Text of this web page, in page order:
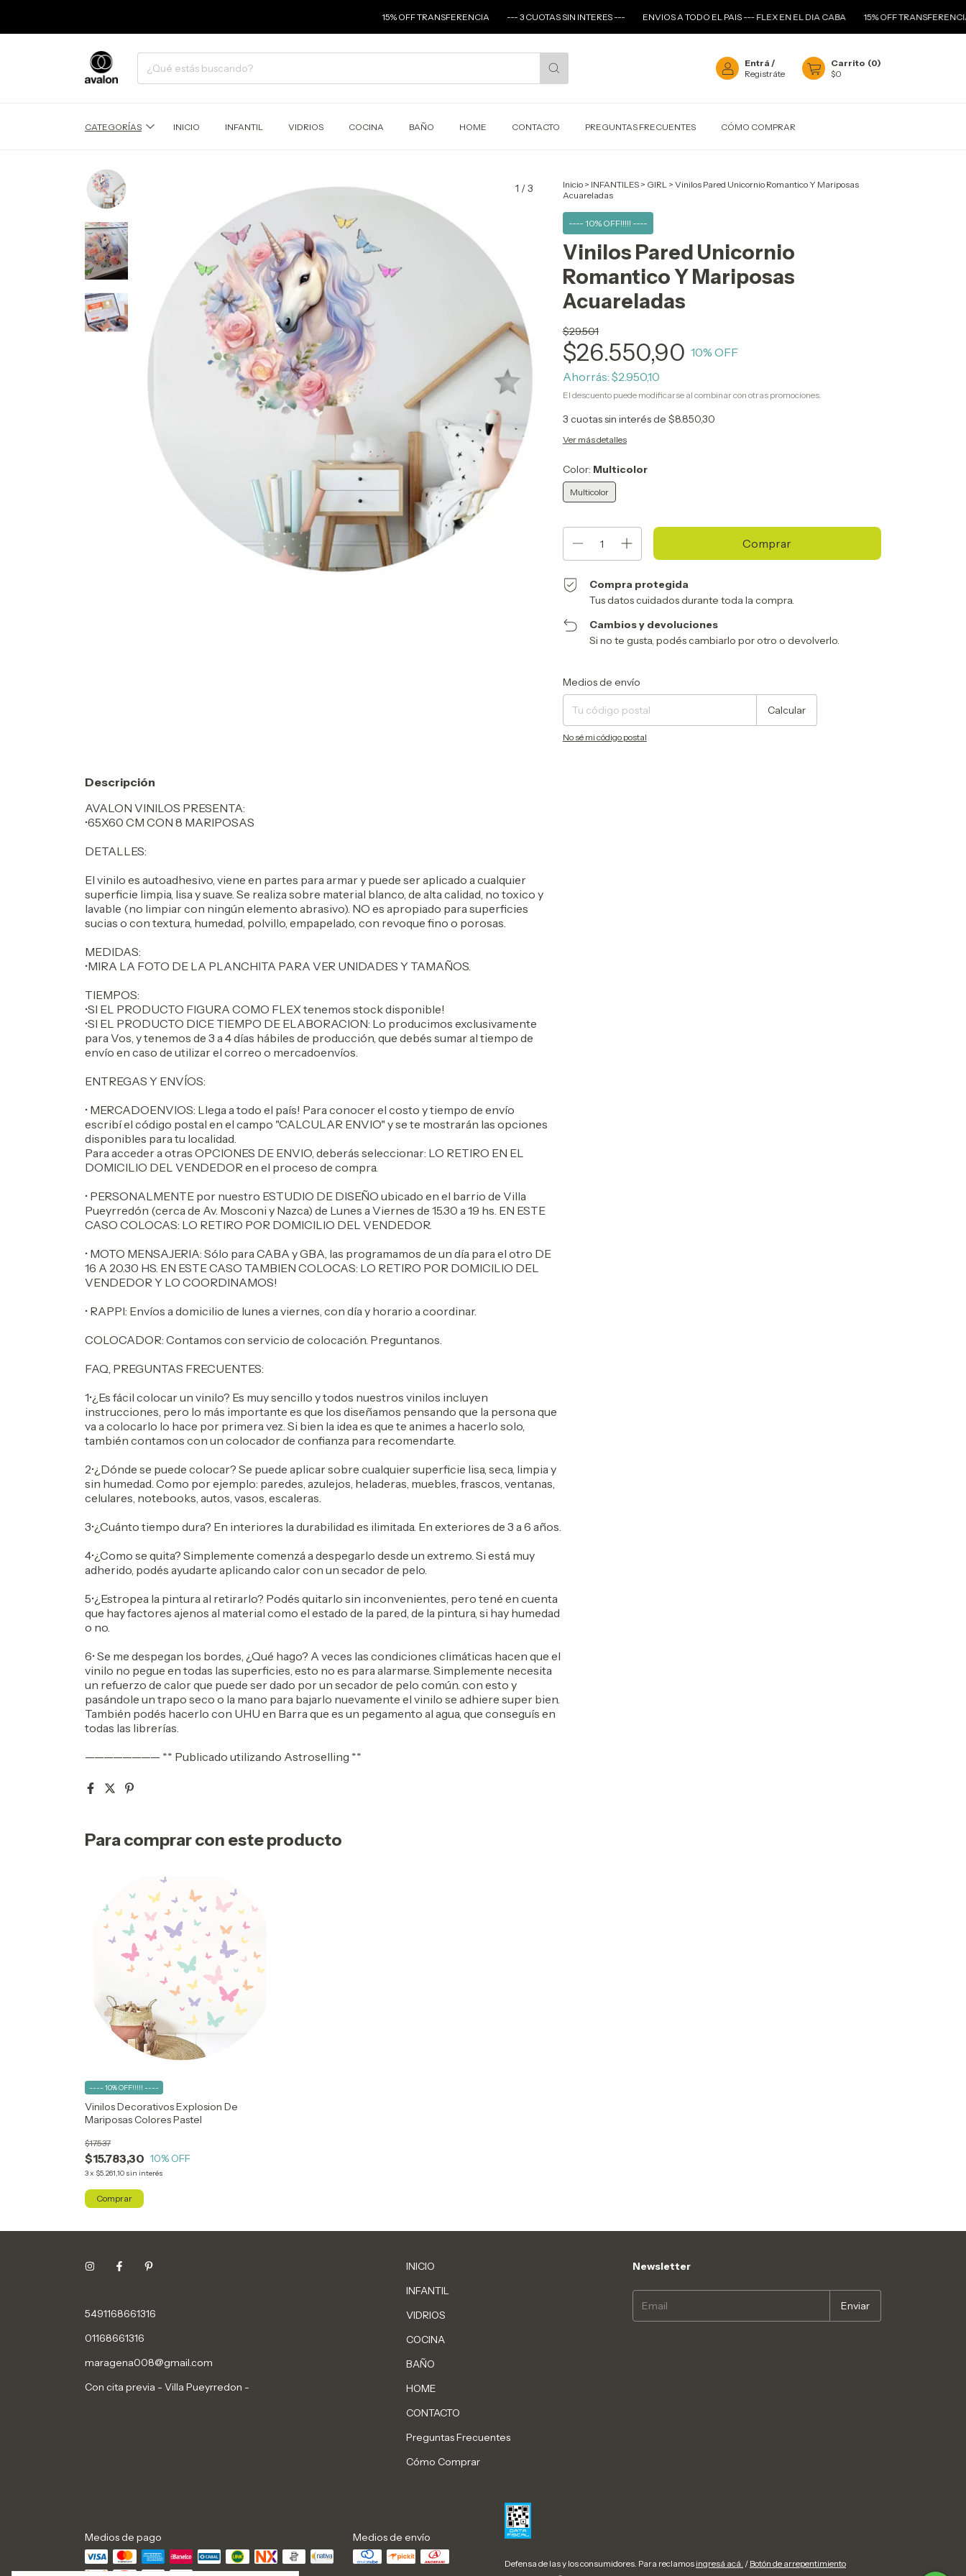
15% OFF TRANSFERENCIA --- 3 CUOTAS SIN INTERES --- ENVIOS A TODO EL PAIS --- FLEX EN EL DIA CABA 15% OFF TRANSFERENCIA --- 3
Entrá /
Registráte
Carrito (0)
$0
CATEGORÍAS INICIO INFANTIL VIDRIOS COCINA BAÑO HOME CONTACTO PREGUNTAS FRECUENTES CÓMO COMPRAR
1 /3 Inicio > INFANTILES > GIRL > Vinilos Pared Unicornio Romantico Y Mariposas
Acuareladas
---- 10% OFF!!!!! ----
Vinilos Pared Unicornio
Romantico Y Mariposas
Acuareladas
$29.501
$26.550,90 10% OFF
Ahorrás: $2.950,10
El descuento puede modificarse al combinar con otras promociones.
3 cuotas sin interés de $8.850,30
Ver más detalles
Color: Multicolor
Multicolor
Compra protegida
Tus datos cuidados durante toda la compra.
Cambios y devoluciones
Si no te gusta, podés cambiarlo por otro o devolverlo.
Entregas para el CP:
Medios de envío
Calcular
No sé mi código postal
Descripción
AVALON VINILOS PRESENTA:
•65X60 CM CON 8 MARIPOSAS
DETALLES:
El vinilo es autoadhesivo, viene en partes para armar y puede ser aplicado a cualquier
superficie limpia, lisa y suave. Se realiza sobre material blanco, de alta calidad, no toxico y
lavable (no limpiar con ningún elemento abrasivo). NO es apropiado para superficies
sucias o con textura, humedad, polvillo, empapelado, con revoque fino o porosas.
MEDIDAS:
•MIRA LA FOTO DE LA PLANCHITA PARA VER UNIDADES Y TAMAÑOS.
TIEMPOS:
•SI EL PRODUCTO FIGURA COMO FLEX tenemos stock disponible!
•SI EL PRODUCTO DICE TIEMPO DE ELABORACION: Lo producimos exclusivamente
para Vos, y tenemos de 3 a 4 días hábiles de producción, que debés sumar al tiempo de
envío en caso de utilizar el correo o mercadoenvíos.
ENTREGAS Y ENVÍOS:
• MERCADOENVIOS: Llega a todo el país! Para conocer el costo y tiempo de envío
escribí el código postal en el campo "CALCULAR ENVIO" y se te mostrarán las opciones
disponibles para tu localidad.
Para acceder a otras OPCIONES DE ENVIO, deberás seleccionar: LO RETIRO EN EL
DOMICILIO DEL VENDEDOR en el proceso de compra.
• PERSONALMENTE por nuestro ESTUDIO DE DISEÑO ubicado en el barrio de Villa
Pueyrredón (cerca de Av. Mosconi y Nazca) de Lunes a Viernes de 15.30 a 19 hs. EN ESTE
CASO COLOCAS: LO RETIRO POR DOMICILIO DEL VENDEDOR.
• MOTO MENSAJERIA: Sólo para CABA y GBA, las programamos de un día para el otro DE
16 A 20.30 HS. EN ESTE CASO TAMBIEN COLOCAS: LO RETIRO POR DOMICILIO DEL
VENDEDOR Y LO COORDINAMOS!
• RAPPI: Envíos a domicilio de lunes a viernes, con día y horario a coordinar.
COLOCADOR: Contamos con servicio de colocación. Preguntanos.
FAQ, PREGUNTAS FRECUENTES:
1•¿Es fácil colocar un vinilo? Es muy sencillo y todos nuestros vinilos incluyen
instrucciones, pero lo más importante es que los diseñamos pensando que la persona que
va a colocarlo lo hace por primera vez. Si bien la idea es que te animes a hacerlo solo,
también contamos con un colocador de confianza para recomendarte.
2•¿Dónde se puede colocar? Se puede aplicar sobre cualquier superficie lisa, seca, limpia y
sin humedad. Como por ejemplo: paredes, azulejos, heladeras, muebles, frascos, ventanas,
celulares, notebooks, autos, vasos, escaleras.
3•¿Cuánto tiempo dura? En interiores la durabilidad es ilimitada. En exteriores de 3 a 6 años.
4•¿Como se quita? Simplemente comenzá a despegarlo desde un extremo. Si está muy
adherido, podés ayudarte aplicando calor con un secador de pelo.
5•¿Estropea la pintura al retirarlo? Podés quitarlo sin inconvenientes, pero tené en cuenta
que hay factores ajenos al material como el estado de la pared, de la pintura, si hay humedad
o no.
6• Se me despegan los bordes, ¿Qué hago? A veces las condiciones climáticas hacen que el
vinilo no pegue en todas las superficies, esto no es para alarmarse. Simplemente necesita
un refuerzo de calor que puede ser dado por un secador de pelo común. con esto y
pasándole un trapo seco o la mano para bajarlo nuevamente el vinilo se adhiere super bien.
También podés hacerlo con UHU en Barra que es un pegamento al agua, que conseguís en
todas las librerías.
———————— ** Publicado utilizando Astroselling **
Para comprar con este producto
Vinilos Decorativos Explosion De
Mariposas Colores Pastel
$15.783,30
$17.537
10% OFF
3x $5.261,10 sin interés
---- 10% OFF!!!!! ----
Comprar
5491168661316
01168661316
maragena008@gmail.com
Con cita previa - Villa Pueyrredon -
INICIO
INFANTIL
VIDRIOS
COCINA
BAÑO
HOME
CONTACTO
Preguntas Frecuentes
Cómo Comprar
Newsletter
Medios de pago Medios de envío
Defensa de las y los consumidores. Para reclamos ingresá acá. / Botón de arrepentimiento